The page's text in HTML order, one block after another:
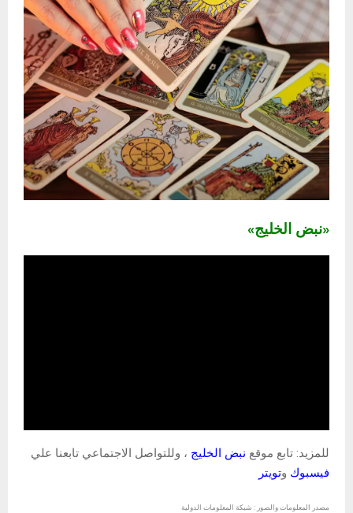
«نبض الخليج»
للمزيد: تابع موقع نبض الخليج ، وللتواصل الاجتماعي تابعنا علي
فيسبوك وتويتر
مصدر المعلومات والصور : شبكة المعلومات الدولية